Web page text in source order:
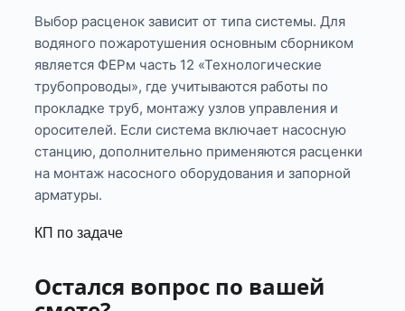
Выбор расценок зависит от типа системы. Для
водяного пожаротушения основным сборником
является ФЕРм часть 12 «Технологические
трубопроводы», где учитываются работы по
прокладке труб, монтажу узлов управления и
оросителей. Если система включает насосную
станцию, дополнительно применяются расценки
на монтаж насосного оборудования и запорной
арматуры.
КП по задаче
Остался вопрос по вашей